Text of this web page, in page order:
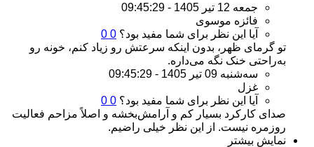
جمعه 12 تیر 1405 - 09:45:29
فائزه موسوی
آیا این نظر برای شما مفید بود؟ 0
0
تو گرمای ظهر، بدون اینکه سرعتش رو زیاد کنم، خونه رو
به‌راحتی خنک نگه می‌داره.
سه‌شنبه 09 تیر 1405 - 09:45:29
غزل
آیا این نظر برای شما مفید بود؟ 0
0
صدای کارکرد بسیار کم و آرامش‌بخشه و اصلاً مزاحم فعالیت
روزمره نیست. از این نظر خیلی راضیم.
نمایش بیشتر